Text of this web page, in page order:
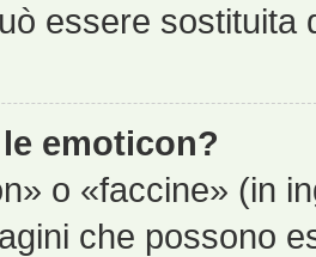
essere sostituita
emoticon?
o «faccine» (in
che possono